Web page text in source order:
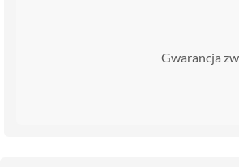
Gwarancja